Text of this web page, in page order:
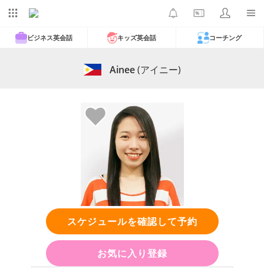
ビジネス英会話 キッズ英会話 コーチング
Ainee(アイニー)
スケジュールを確認して予約
お気に入り登録